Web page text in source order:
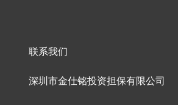
联系我们
深圳市金仕铭投资担保有限公司